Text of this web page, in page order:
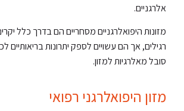
אלרגניים.
מזונות היפואלרגניים מסחריים הם בדרך כלל יקרים
רגילים, אך הם עשויים לספק יתרונות בריאותיים
סובל מאלרגיות למזון.
מזון היפואלרגני רפואי